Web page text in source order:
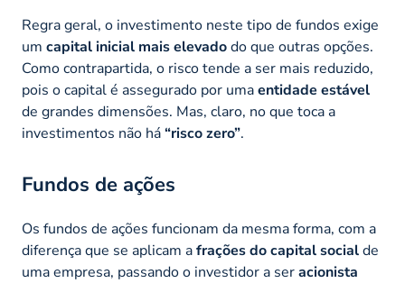
Regra geral, o investimento neste tipo de fundos exige
um capital inicial mais elevadodo que outras opções.
Como contrapartida, o risco tende a ser mais reduzido,
pois o capital é assegurado por umaentidade estável
de grandes dimensões. Mas, claro, no que toca a
investimentos não há“risco zero”.
Fundos de ações
Os fundos de ações funcionam da mesma forma, com a
diferença que se aplicam afrações do capital socialde
uma empresa, passando o investidor a seracionista